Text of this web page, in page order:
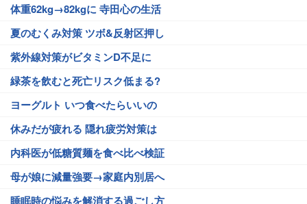
体重62kg→82kgに 寺田心の生活
夏のむくみ対策 ツボ&反射区押し
紫外線対策がビタミンD不足に
緑茶を飲むと死亡リスク低まる?
ヨーグルト いつ食べたらいいの
休みだが疲れる 隠れ疲労対策は
内科医が低糖質麺を食べ比べ検証
母が娘に減量強要→家庭内別居へ
睡眠時の悩みを解消する過ごし方